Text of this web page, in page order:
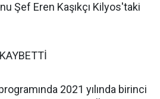
Şef Eren Kaşıkçı Kilyos'taki
2021 yılında birinci